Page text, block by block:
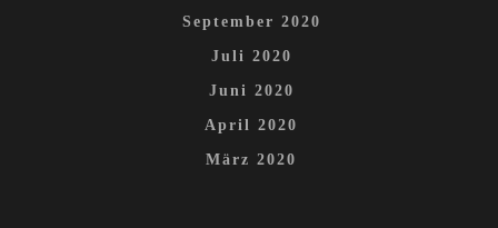
September 2020
Juli 2020
Juni 2020
April 2020
März 2020